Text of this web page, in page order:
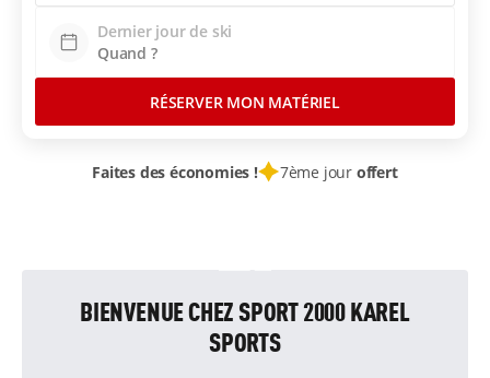
Dernier jour de ski
RÉSERVER MON MATÉRIEL
Faites des économies ! 7ème jour offert
BIENVENUE CHEZ SPORT 2000 KAREL
SPORTS